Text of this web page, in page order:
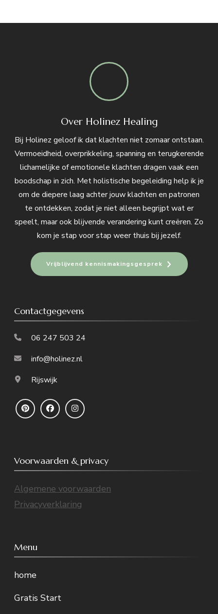
Over Holinez Healing
Bij Holinez geloof ik dat klachten niet zomaar ontstaan.
Vermoeidheid, overprikkeling, spanning en terugkerende
lichamelijke of emotionele klachten dragen vaak een
boodschap in zich. Met holistische begeleiding help ik je
om de diepere laag achter jouw klachten en patronen
te ontdekken, zodat je niet alleen begrijpt wat er
speelt, maar ook blijvende verandering kunt creëren. Zo
kom je stap voor stap weer thuis bij jezelf.
Vrijblijvend kennismakingsgesprek
Contactgegevens
06 247 503 24
info@holinez.nl
Rijswijk
Voorwaarden & privacy
Algemene voorwaarden
Privacyverklaring
Menu
home
Gratis Start